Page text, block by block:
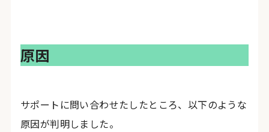
原因
サポートに問い合わせたしたところ、以下のような
原因が判明しました。